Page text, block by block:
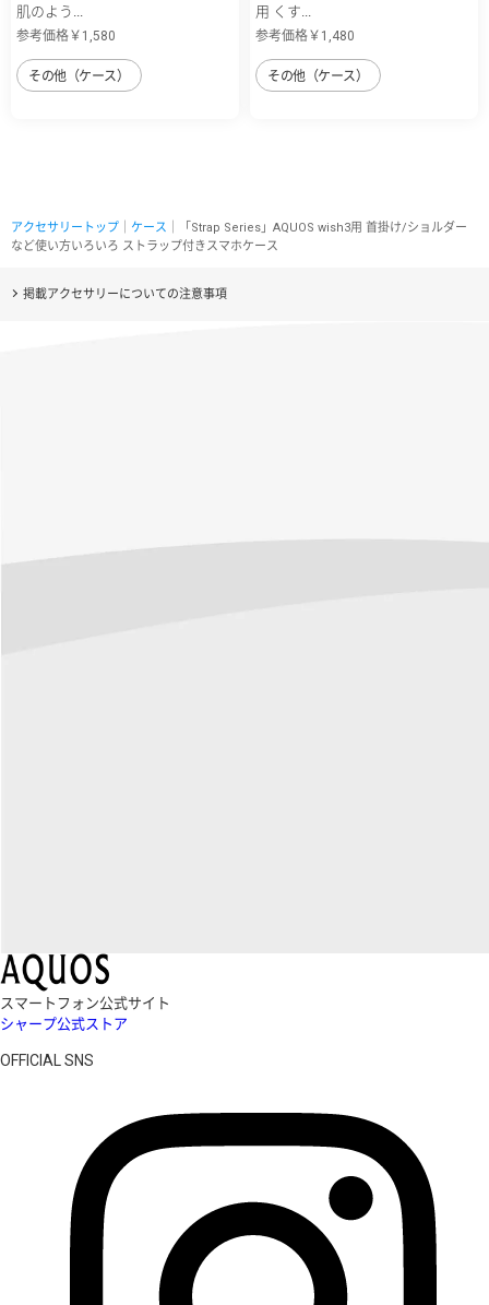
肌のよう...
参考価格￥1,580
その他（ケース）
用 くす...
参考価格￥1,480
その他（ケース）
アクセサリートップ ケース ｜「Strap Series」AQUOS wish3用 首掛け/ショルダー
など使い方いろいろ ストラップ付きスマホケース
掲載アクセサリーについての注意事項
スマートフォン公式サイト
シャープ公式ストア
OFFICIAL SNS